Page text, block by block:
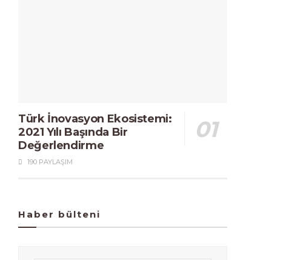
Türk İnovasyon Ekosistemi:
2021 Yılı Başında Bir
Değerlendirme
190 PAYLAŞIM
Haber bülteni